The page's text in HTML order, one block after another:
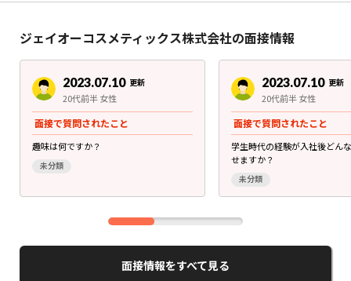
ジェイオーコスメティックス株式会社の面接情報
2023.07.10 更新
20代前半 女性
面接で質問されたこと
趣味は何ですか？
未分類
2023.07.10 更新
20代前半 女性
面接で質問されたこと
学生時代の経験が入社後どん
せますか？
未分類
面接情報をすべて見る